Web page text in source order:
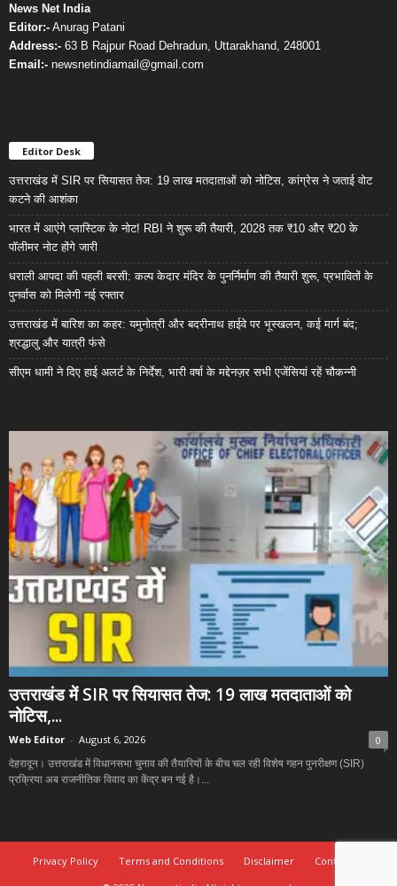
News Net India
Editor:- Anurag Patani
Address:- 63 B Rajpur Road Dehradun, Uttarakhand, 248001
Email:- newsnetindiamail@gmail.com
Editor Desk
उत्तराखंड में SIR पर सियासत तेज: 19 लाख मतदाताओं को नोटिस, कांग्रेस ने जताई वोट
कटने की आशंका
भारत में आएंगे प्लास्टिक के नोट! RBI ने शुरू की तैयारी, 2028 तक ₹10 और ₹20 के
पॉलीमर नोट होंगे जारी
धराली आपदा की पहली बरसी: कल्प केदार मंदिर के पुनर्निर्माण की तैयारी शुरू, प्रभावितों के
पुनर्वास को मिलेगी नई रफ्तार
उत्तराखंड में बारिश का कहर: यमुनोत्री और बदरीनाथ हाईवे पर भूस्खलन, कई मार्ग बंद;
श्रद्धालु और यात्री फंसे
सीएम धामी ने दिए हाई अलर्ट के निर्देश, भारी वर्षा के मद्देनज़र सभी एजेंसियां रहें चौकन्नी
उत्तराखंड में SIR पर सियासत तेज: 19 लाख मतदाताओं को
नोटिस,...
Web Editor - August 6, 2026 0
देहरादून। उत्तराखंड में विधानसभा चुनाव की तैयारियों के बीच चल रही विशेष गहन पुनरीक्षण (SIR)
प्रक्रिया अब राजनीतिक विवाद का केंद्र बन गई है।...
Privacy Policy Terms and Conditions Disclaimer
Contact Us